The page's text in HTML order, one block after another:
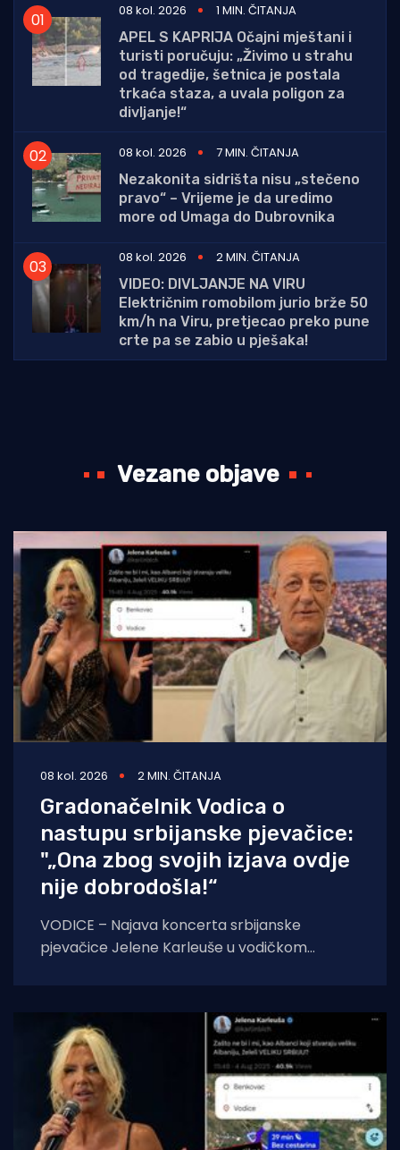
08 kol. 2026
1 MIN. ČITANJA
APEL S KAPRIJA Očajni mještani i
turisti poručuju: „Živimo u strahu
od tragedije, šetnica je postala
trkaća staza, a uvala poligon za
divljanje!“
08 kol. 2026
7 MIN. ČITANJA
Nezakonita sidrišta nisu „stečeno
pravo“ – Vrijeme je da uredimo
more od Umaga do Dubrovnika
08 kol. 2026
2 MIN. ČITANJA
VIDEO: DIVLJANJE NA VIRU
Električnim romobilom jurio brže 50
km/h na Viru, pretjecao preko pune
crte pa se zabio u pješaka!
Vezane objave
08 kol. 2026 2 MIN. ČITANJA
Gradonačelnik Vodica o
nastupu srbijanske pjevačice:
"„Ona zbog svojih izjava ovdje
nije dobrodošla!“
VODICE – Najava koncerta srbijanske
pjevačice Jelene Karleuše u vodičkom